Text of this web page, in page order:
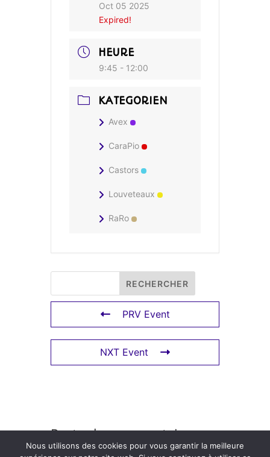
Oct 05 2025
Expired!
HEURE
9:45 - 12:00
KATEGORIEN
Avex
CaraPio
Castors
Louveteaux
RaRo
PRV Event
NXT Event
Poster le commentaire
Vous devez vous connecter pour publier
Nous utilisons des cookies pour vous garantir la meilleure